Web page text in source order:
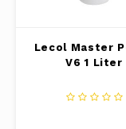
Lecol Master
V6 1 Liter